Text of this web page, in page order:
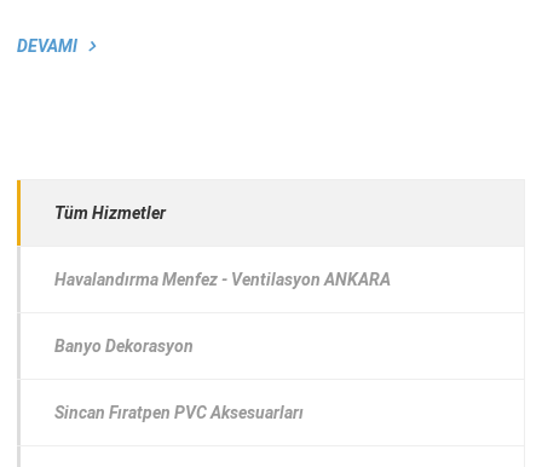
DEVAMI
Tüm Hizmetler
Havalandırma Menfez - Ventilasyon ANKARA
Banyo Dekorasyon
Sincan Fıratpen PVC Aksesuarları